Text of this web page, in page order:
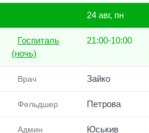
24 авг, пн
Госпиталь
(ночь)
21:00-10:00
Врач Зайко
Фельдшер Петрова
Админ Юськив